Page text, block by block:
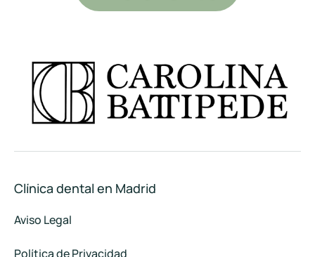
Clínica dental en Madrid
Aviso Legal
Política de Privacidad